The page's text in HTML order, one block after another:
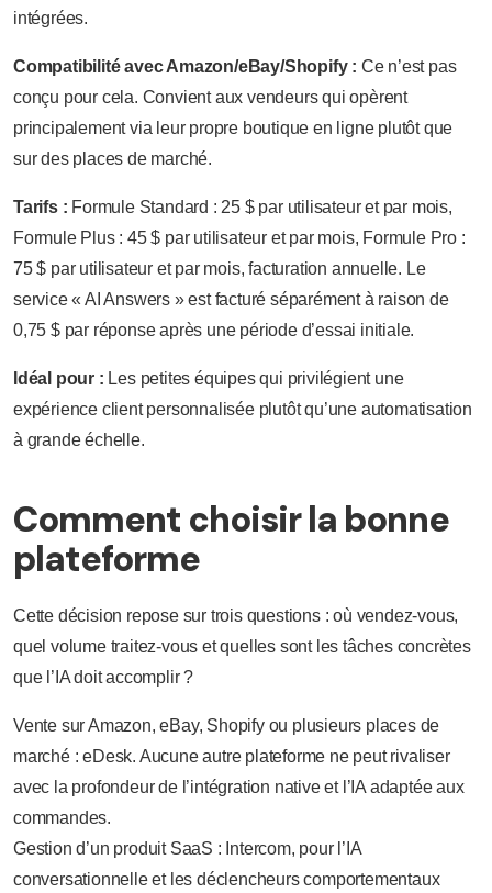
intégrées.
Compatibilité avec Amazon/eBay/Shopify : Ce n’est pas
conçu pour cela. Convient aux vendeurs qui opèrent
principalement via leur propre boutique en ligne plutôt que
sur des places de marché.
Tarifs : Formule Standard : 25 $ par utilisateur et par mois,
Formule Plus : 45 $ par utilisateur et par mois, Formule Pro :
75 $ par utilisateur et par mois, facturation annuelle. Le
service « AI Answers » est facturé séparément à raison de
0,75 $ par réponse après une période d’essai initiale.
Idéal pour : Les petites équipes qui privilégient une
expérience client personnalisée plutôt qu’une automatisation
à grande échelle.
Comment choisir la bonne
plateforme
Cette décision repose sur trois questions : où vendez-vous,
quel volume traitez-vous et quelles sont les tâches concrètes
que l’IA doit accomplir ?
Vente sur Amazon, eBay, Shopify ou plusieurs places de
marché : eDesk. Aucune autre plateforme ne peut rivaliser
avec la profondeur de l’intégration native et l’IA adaptée aux
commandes.
Gestion d’un produit SaaS : Intercom, pour l’IA
conversationnelle et les déclencheurs comportementaux